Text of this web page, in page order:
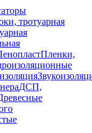
тротуарная
Пленки,
ДСП,